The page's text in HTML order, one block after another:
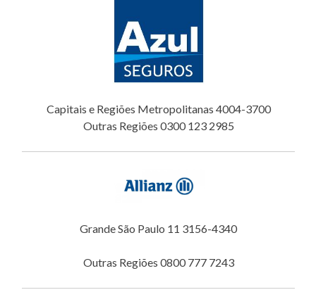
Capitais e Regiões Metropolitanas 4004-3700
Outras Regiões 0300 123 2985
Grande São Paulo 11 3156-4340
Outras Regiões 0800 777 7243